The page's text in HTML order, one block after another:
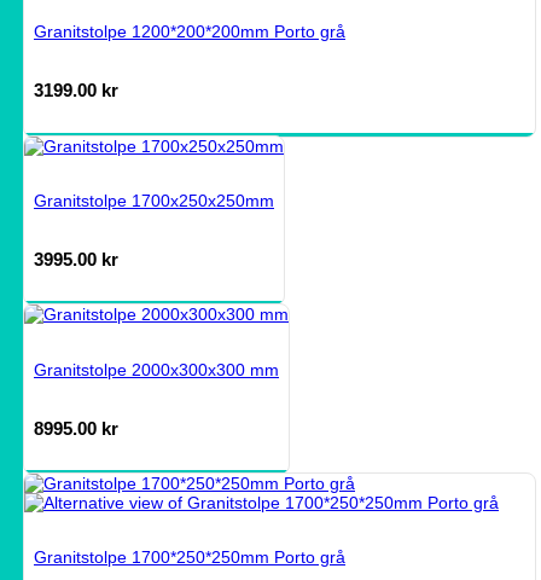
Granitstolpe 1200*200*200mm Porto grå
3199.00 kr
Granitstolpe 1700x250x250mm
3995.00 kr
Granitstolpe 2000x300x300 mm
8995.00 kr
Granitstolpe 1700*250*250mm Porto grå